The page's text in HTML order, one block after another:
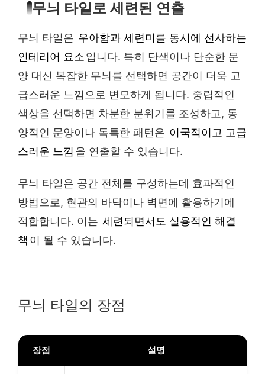
무늬 타일로 세련된 연출
무늬 타일은 우아함과 세련미를 동시에 선사하는
인테리어 요소입니다. 특히 단색이나 단순한 문
양 대신 복잡한 무늬를 선택하면 공간이 더욱 고
급스러운 느낌으로 변모하게 됩니다. 중립적인
색상을 선택하면 차분한 분위기를 조성하고, 동
양적인 문양이나 독특한 패턴은 이국적이고 고급
스러운 느낌 을 연출할 수 있습니다.
무늬 타일은 공간 전체를 구성하는데 효과적인
방법으로, 현관의 바닥이나 벽면에 활용하기에
적합합니다. 이는 세련되면서도 실용적인 해결
책 이 될 수 있습니다.
무늬 타일의 장점
장점 설명